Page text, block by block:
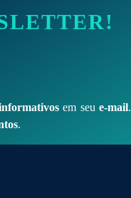
em seu e-mail.
.